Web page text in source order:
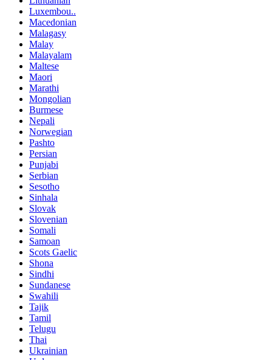
Luxembou..
Macedonian
Malagasy
Malay
Malayalam
Maltese
Maori
Marathi
Mongolian
Burmese
Nepali
Norwegian
Pashto
Persian
Punjabi
Serbian
Sesotho
Sinhala
Slovak
Slovenian
Somali
Samoan
Scots Gaelic
Shona
Sindhi
Sundanese
Swahili
Tajik
Tamil
Telugu
Thai
Ukrainian